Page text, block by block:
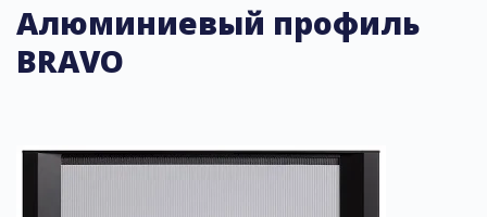
Алюминиевый профиль
BRAVO